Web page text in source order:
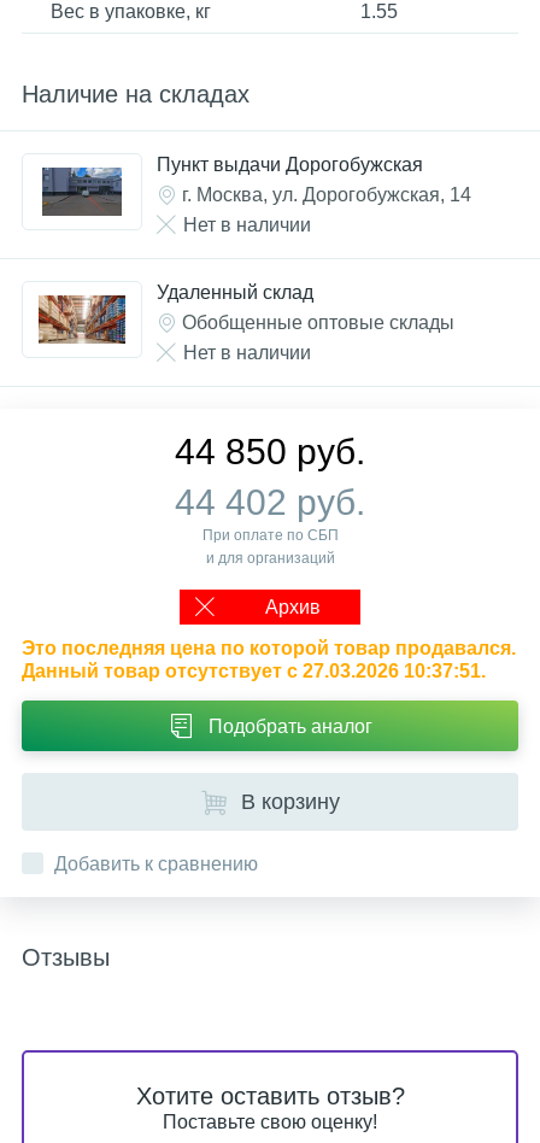
Вес в упаковке, кг 1.55
Наличие на складах
Пункт выдачи Дорогобужская
г. Москва, ул. Дорогобужская, 14
Нет в наличии
Удаленный склад
Обобщенные оптовые склады
Нет в наличии
44 850 руб.
44 402 руб.
При оплате по СБП
и для организаций
Архив
Это последняя цена по которой товар продавался.
Данный товар отсутствует с 27.03.2026 10:37:51.
Подобрать аналог
В корзину
Добавить к сравнению
Отзывы
Хотите оставить отзыв?
Поставьте свою оценку!